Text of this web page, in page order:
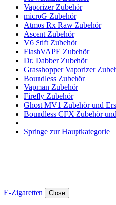
Vaporizer Zubehör
microG Zubehör
Atmos Rx Raw Zubehör
Ascent Zubehör
V6 Stift Zubehör
FlashVAPE Zubehör
Dr. Dabber Zubehör
Grasshopper Vaporizer
Boundless Zubehör
Vapman Zubehör
Firefly Zubehör
Ghost MV1 Zubehör und
Boundless CFX Zubehör
Springe zur Hauptkategorie
E-Zigaretten Close